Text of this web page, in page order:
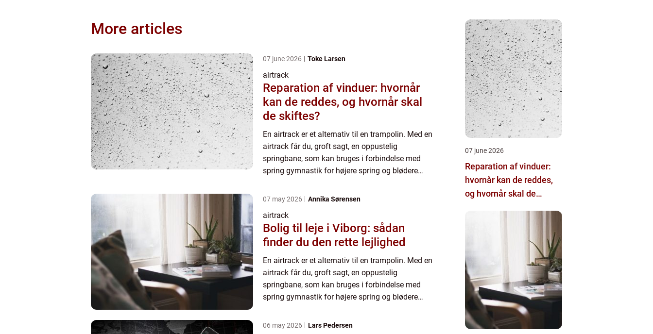
More articles
07 june 2026 Toke Larsen
airtrack
Reparation af vinduer: hvornår
kan de reddes, og hvornår skal
de skiftes?
En airtrack er et alternativ til en trampolin. Med en
airtrack får du, groft sagt, en oppustelig
springbane, som kan bruges i forbindelse med
spring gymnastik for højere spring og blødere
pakkes samme...
07 may 2026 Annika Sørensen
airtrack
Bolig til leje i Viborg: sådan
finder du den rette lejlighed
En airtrack er et alternativ til en trampolin. Med en
airtrack får du, groft sagt, en oppustelig
springbane, som kan bruges i forbindelse med
spring gymnastik for højere spring og blødere
pakkes samme...
06 may 2026 Lars Pedersen
07 june 2026
Reparation af vinduer:
hvornår kan de reddes,
og hvornår skal de